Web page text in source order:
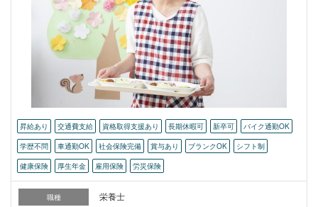
昇給あり 交通費支給 資格取得支援あり 長期休暇可 新卒可
バイク通勤OK
学歴不問
車通勤OK 社会保険完備 賞与あり ブランクOK
シフト制
健康保険
厚生年金 雇用保険 労災保険
職種 栄養士